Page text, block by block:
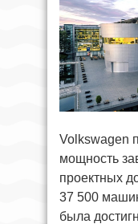
Volkswagen
мощность
проектных
37 500
была